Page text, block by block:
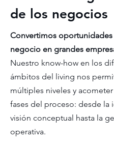
de los negocios
Convertimos
negocio en grandes
Nuestro know-how en los
ámbitos del living nos
múltiples niveles y
fases del proceso: desde la
visión conceptual hasta la
operativa.